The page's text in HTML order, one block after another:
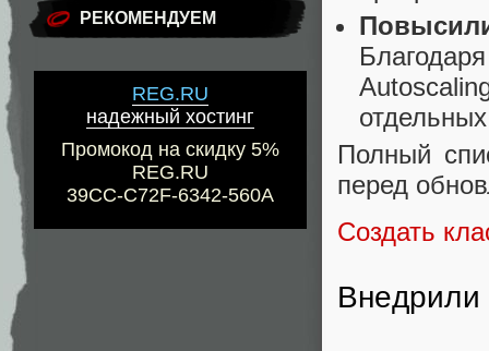
РЕКОМЕНДУЕМ
REG.RU
надежный хостинг
Промокод на скидку 5%
REG.RU
39CC-C72F-6342-560A
Полный
перед
Создать